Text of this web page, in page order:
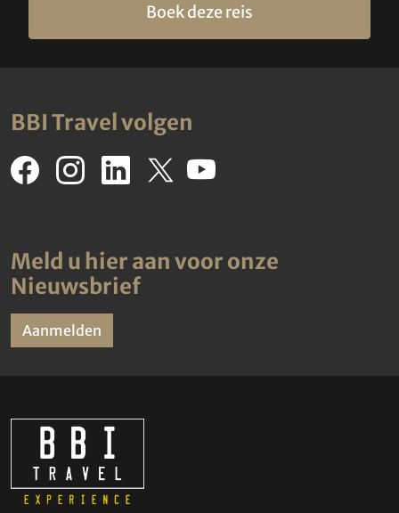
Boek deze reis
BBI Travel volgen
Meld u hier aan voor onze
Nieuwsbrief
Aanmelden